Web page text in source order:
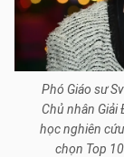
Phó Giáo sư
Chủ nhân
học nghiên
chọn Top